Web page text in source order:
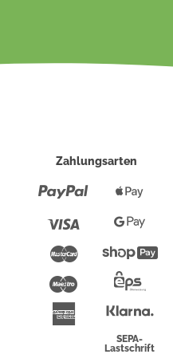
Zahlungsarten
Paypal
Mastercard
Maestro
American
Express
Pay
Pay
SEPA-
Lastschrift